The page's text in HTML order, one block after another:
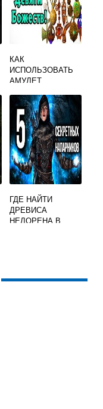
КАК
ИСПОЛЬЗОВАТЬ
АМУЛЕТ
СКАЙРИМЕ
ГДЕ НАЙТИ
ДРЕВИСА
НЕЛОРЕНА В